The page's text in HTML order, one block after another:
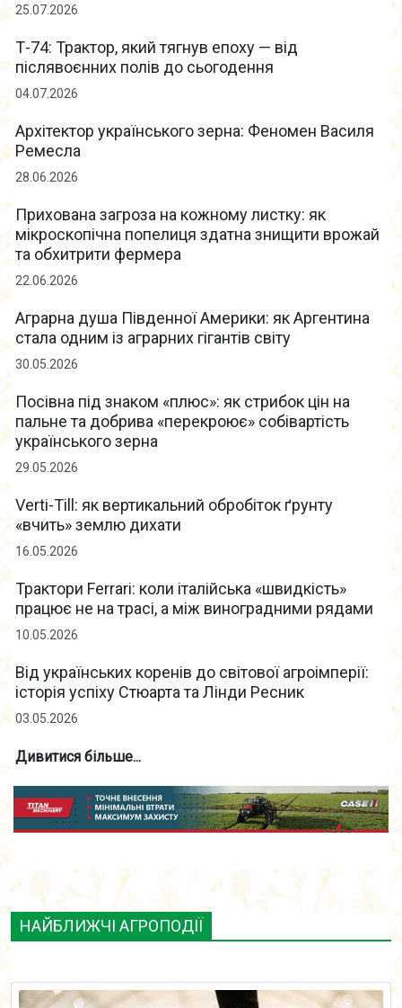
25.07.2026
Т-74: Трактор, який тягнув епоху — від
післявоєнних полів до сьогодення
04.07.2026
Архітектор українського зерна: Феномен Василя
Ремесла
28.06.2026
Прихована загроза на кожному листку: як
мікроскопічна попелиця здатна знищити врожай
та обхитрити фермера
22.06.2026
Аграрна душа Південної Америки: як Аргентина
стала одним із аграрних гігантів світу
30.05.2026
Посівна під знаком «плюс»: як стрибок цін на
пальне та добрива «перекроює» собівартість
українського зерна
29.05.2026
Verti-Till: як вертикальний обробіток ґрунту
«вчить» землю дихати
16.05.2026
Трактори Ferrari: коли італійська «швидкість»
працює не на трасі, а між виноградними рядами
10.05.2026
Від українських коренів до світової агроімперії:
історія успіху Стюарта та Лінди Ресник
03.05.2026
Дивитися більше...
НАЙБЛИЖЧІ АГРОПОДІЇ